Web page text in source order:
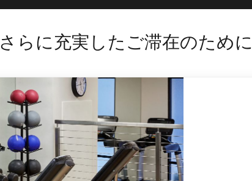
さらに充実したご滞在のために